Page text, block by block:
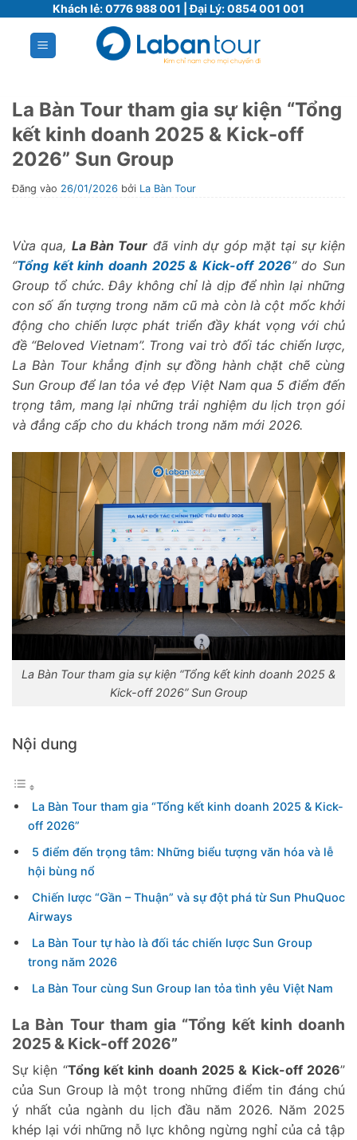
Khách lẻ:0776 988 001 | Đại Lý:0854 001 001
La Bàn Tour tham gia sự kiện “Tổng
kết kinh doanh 2025 & Kick-off
2026” Sun Group
Đăng vào 26/01/2026 bởi La Bàn Tour
Vừa qua, La Bàn Tour đã vinh dự góp mặt tại sự kiện
“Tổng kết kinh doanh 2025 & Kick-off 2026” do Sun
Group tổ chức. Đây không chỉ là dịp để nhìn lại những
con số ấn tượng trong năm cũ mà còn là cột mốc khởi
động cho chiến lược phát triển đầy khát vọng với chủ
đề “Beloved Vietnam”. Trong vai trò đối tác chiến lược,
La Bàn Tourkhẳng định sự đồng hành chặt chẽ cùng
Sun Group để lan tỏa vẻ đẹp Việt Nam qua 5 điểm đến
trọng tâm, mang lại những trải nghiệm du lịch trọn gói
và đẳng cấp cho du khách trong năm mới 2026.
La Bàn Tour tham gia sự kiện “Tổng kết kinh doanh 2025 &
Kick-off 2026” Sun Group
Nội dung
La Bàn Tour tham gia “Tổng kết kinh doanh 2025 & Kick-
off 2026”
5 điểm đến trọng tâm: Những biểu tượng văn hóa và lễ
hội bùng nổ
Chiến lược “Gần – Thuận” và sự đột phá từ Sun PhuQuoc
Airways
La Bàn Tour tự hào là đối tác chiến lược Sun Group
trong năm 2026
La Bàn Tour cùng Sun Group lan tỏa tình yêu Việt Nam
La Bàn Tour tham gia “Tổng kết kinh doanh
2025 & Kick-off 2026”
Sự kiện “Tổng kết kinh doanh 2025 & Kick-off 2026”
của Sun Group là một trong những điểm tin đáng chú
ý nhất của ngành du lịch đầu năm 2026. Năm 2025
khép lại với những nỗ lực không ngừng nghỉ của cả tập